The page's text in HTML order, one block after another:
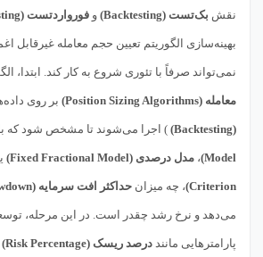
نقش بک‌تست (Backtesting) و فورواردتست (Forward Testing)
بهینه‌سازی الگوریتم تعیین حجم معامله
نمی‌تواند صرفاً با تئوری شروع به کار کند. ابتدا،
معامله (Position Sizing Algorithms) بر روی
(Backtesting) ) اجرا می‌شوند تا مشخص شود که
Model) ، مدل درصدی (Fixed Fractional Model)
Criterion) ، چه میزان حداکثر افت سرمایه (Maximum Drawdown)
می‌دهد و نرخ رشد چقدر است. در این مرحله،
پارامترهایی مانند درصد ریسک (Risk Percentage)